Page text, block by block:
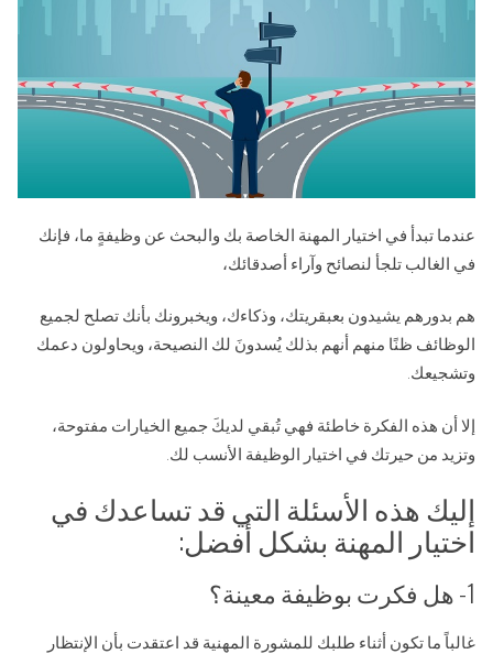
عندما تبدأ في اختيار المهنة الخاصة بك والبحث عن وظيفةٍ ما، فإنك
في الغالب تلجأ لنصائح وآراء أصدقائك،
هم بدورهم يشيدون بعبقريتك، وذكاءك، ويخبرونك بأنك تصلح لجميع
الوظائف ظنًا منهم أنهم بذلك يُسدونَ لك النصيحة، ويحاولون دعمك
وتشجيعك.
إلا أن هذه الفكرة خاطئة فهي تُبقي لديكَ جميع الخيارات مفتوحة،
وتزيد من حيرتك في اختيار الوظيفة الأنسب لك.
إليك هذه الأسئلة التي قد تساعدك في
اختيار المهنة بشكل أفضل:
1- هل فكرت بوظيفة معينة؟
غالباً ما تكون أثناء طلبك للمشورة المهنية قد اعتقدت بأن الإنتظار